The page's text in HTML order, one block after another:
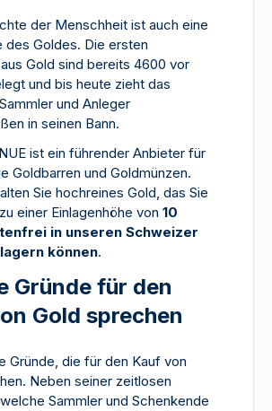
der Menschheit ist auch eine
des Goldes. Die ersten
Gold sind bereits 4600 vor
und bis heute zieht das
und Anleger
in seinen Bann.
ist ein führender Anbieter für
Goldbarren und Goldmünzen.
Sie hochreines Gold, das Sie
einer Einlagenhöhe von 10
in unseren Schweizer
können.
Gründe für den
Gold sprechen
Gründe, die für den Kauf von
Neben seiner zeitlosen
Sammler und Schenkende